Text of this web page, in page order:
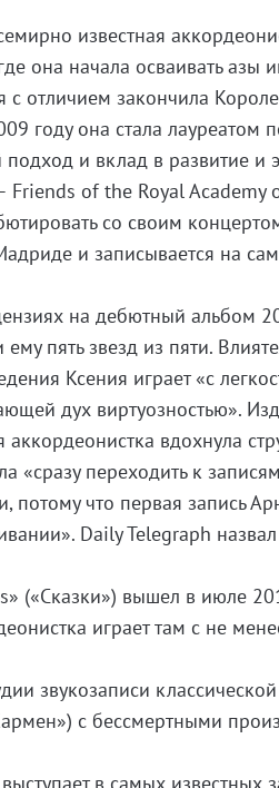
известная
она начала осваивать азы
отличием закончила
году она стала лауреатом
и вклад в развитие
Friends of the Royal Academy
со своим
и записывается на
на дебютный альбом
пять звезд из пяти.
Ксения играет «с
дух виртуозностью».
вдохнула
«сразу переходить к
потому что первая запись
Daily Telegraph
(«Сказки») вышел в июле
играет там с не
звукозаписи
с бессмертными